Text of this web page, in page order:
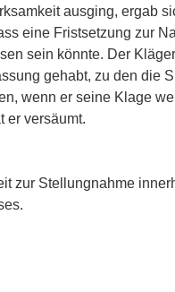
ausging, ergab
eine Fristsetzung zur
sein könnte. Der
gehabt, zu den die
wenn er seine Klage
er versäumt.
zur Stellungnahme